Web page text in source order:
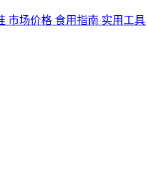
市场价格 食用指南 实用工具